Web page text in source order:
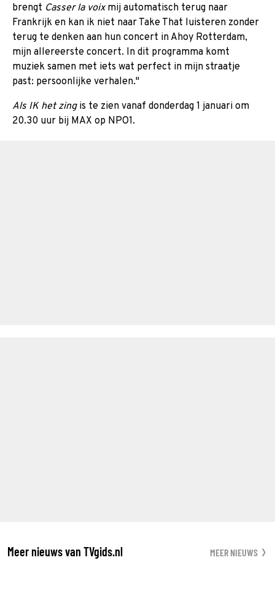
brengt Casser la voix mij automatisch terug naar
Frankrijk en kan ik niet naar Take That luisteren zonder
terug te denken aan hun concert in Ahoy Rotterdam,
mijn allereerste concert. In dit programma komt
muziek samen met iets wat perfect in mijn straatje
past: persoonlijke verhalen."
Als IK het zingis te zien vanaf donderdag 1 januari om
20.30 uur bij MAX op NPO1.
Meer nieuws van TVgids.nl MEER NIEUWS